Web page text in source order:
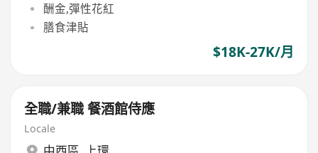
酬金,彈性花紅
膳食津貼
$18K-27K/月
全職/兼職 餐酒館侍應
Locale